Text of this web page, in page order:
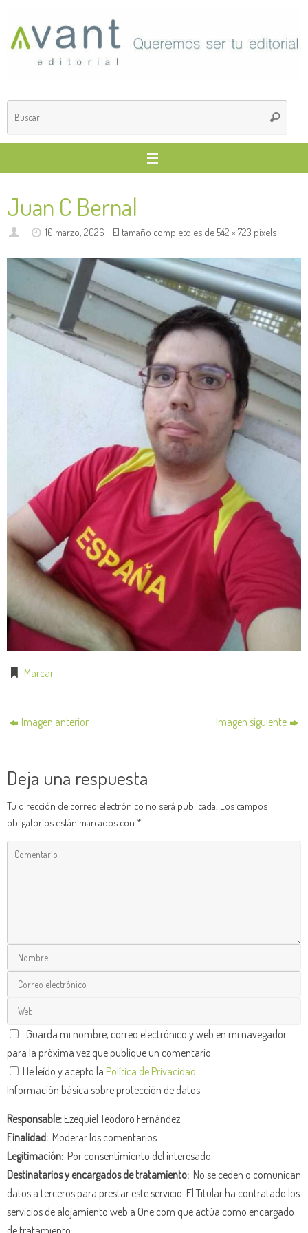
contenido
Buscar
Juan C Bernal
10 marzo, 2026 El tamaño completo es de542 × 723 pixels
Marcar.
Imagen anterior Imagen siguiente
Deja una respuesta
Tu dirección de correo electrónico no será publicada. Los campos
obligatorios están marcados con *
Guarda mi nombre, correo electrónico y web en mi navegador
para la próxima vez que publique un comentario.
He leído y acepto la Política de Privacidad
Información básica sobre protección de datos
Responsable:Ezequiel Teodoro Fernández.
Finalidad: Moderar los comentarios.
Legitimación: Por consentimiento del interesado.
Destinatarios y encargados de tratamiento: No se ceden o comunican
datos a terceros para prestar este servicio. El Titular ha contratado los
servicios de alojamiento web a One.com que actúa como encargado
de tratamiento.